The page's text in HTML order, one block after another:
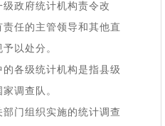
政府统计机构责令改
任的主管领导和其他直
以处分。
各级统计机构是指县级
调查队。
门组织实施的统计调查